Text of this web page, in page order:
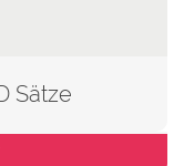
Sätze